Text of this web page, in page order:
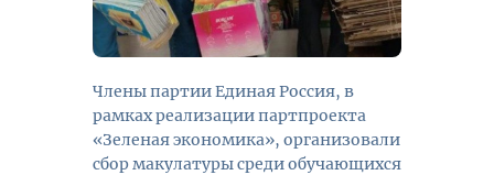
Члены партии Единая Россия, в
рамках реализации партпроекта
«Зеленая экономика», организовали
сбор макулатуры среди обучающихся